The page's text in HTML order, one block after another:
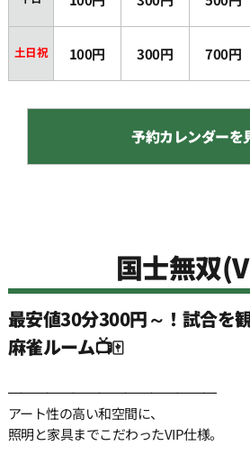
土日祝 100円 300円 700円
予約カレンダーを
国士無双
最安値30分300円～！試合を
麻雀ルーム📺🀄️
━━━━━━━━━━━━━━━━
アート性の高い和空間に、
照明と家具までこだわったVIP仕様。